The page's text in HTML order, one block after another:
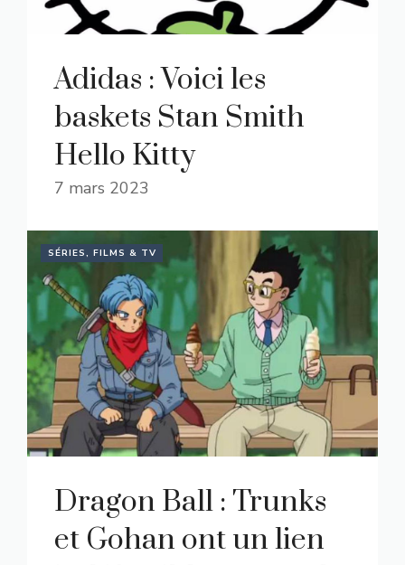
Adidas : Voici les
baskets Stan Smith
Hello Kitty
7 mars 2023
SÉRIES, FILMS & TV
Dragon Ball : Trunks
et Gohan ont un lien